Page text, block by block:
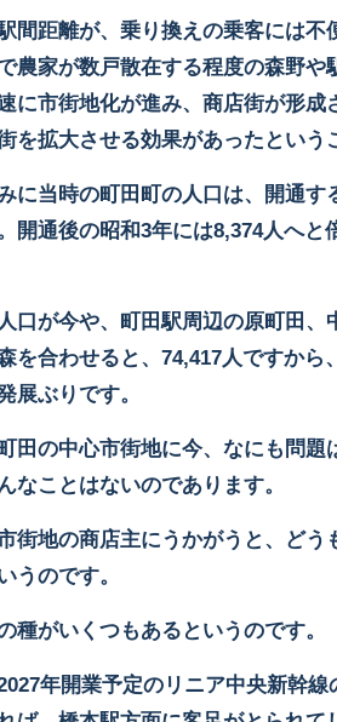
間距離が、乗り換えの乗客には不
農家が数戸散在する程度の森野や
に市街地化が進み、商店街が形成
を拡大させる効果があったという
に当時の町田町の人口は、開通す
開通後の昭和3年には8,374人へと
口が今や、町田駅周辺の原町田、
を合わせると、 74,417人ですから
展ぶりです。
田の中心市街地に今、なにも問題
なことはないのであります。
街地の商店主にうかがうと、どう
うのです。
種がいくつもあるというのです。
年開業予定のリニア中央新幹線